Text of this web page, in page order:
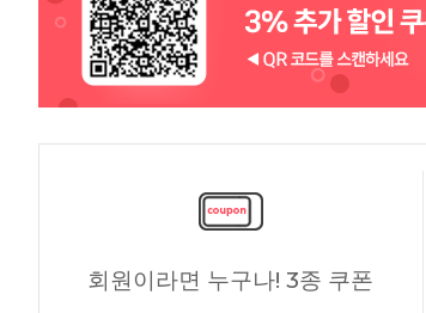
회원이라면 누구나! 3종 쿠폰